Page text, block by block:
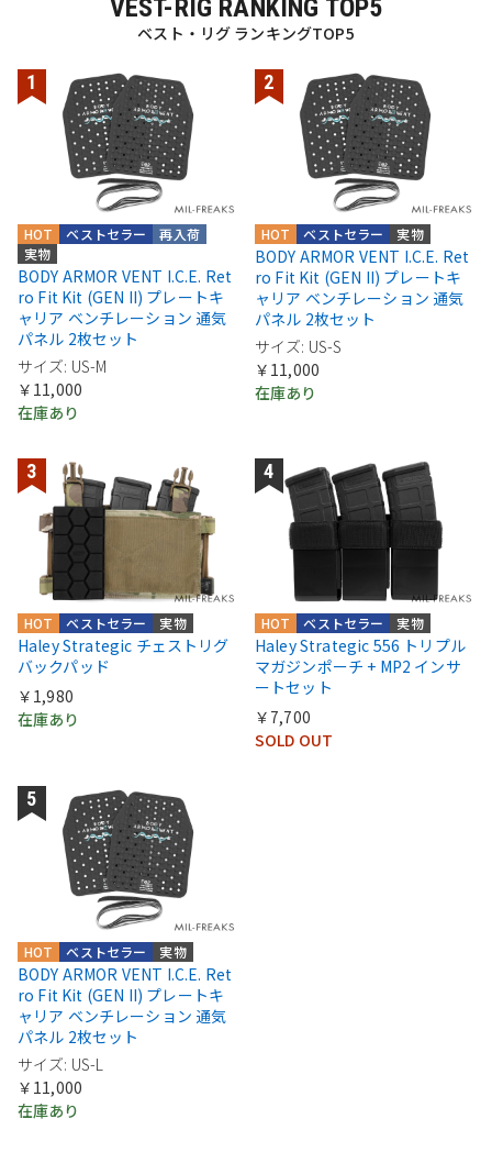
VEST-RIG RANKING TOP5
ベスト・リグ ランキングTOP5
実物
再入荷
ベストセラー
HOT
BODY ARMOR VENT I.C.E. Ret
ro Fit Kit (GEN II) プレートキ
ャリア ベンチレーション 通気
パネル 2枚セット
サイズ: US-M
￥11,000
在庫あり
実物
ベストセラー
HOT
BODY ARMOR VENT I.C.E. Ret
ro Fit Kit (GEN II) プレートキ
ャリア ベンチレーション 通気
パネル 2枚セット
サイズ: US-S
￥11,000
在庫あり
実物
ベストセラー
HOT
Haley Strategic チェストリグ
バックパッド
￥1,980
在庫あり
実物
ベストセラー
HOT
Haley Strategic 556 トリプル
マガジンポーチ + MP2 インサ
ートセット
￥7,700
SOLD OUT
実物
ベストセラー
HOT
BODY ARMOR VENT I.C.E. Ret
ro Fit Kit (GEN II) プレートキ
ャリア ベンチレーション 通気
パネル 2枚セット
サイズ: US-L
￥11,000
在庫あり